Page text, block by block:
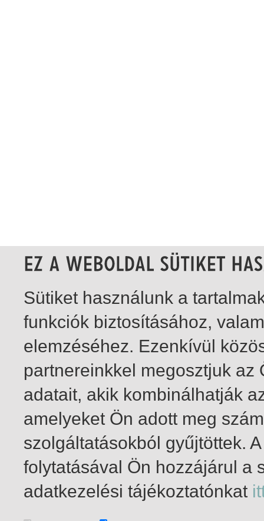
1-12 / insgesamt 12 Treffer
Sütiket használunk a
funkciók biztosításához,
elemzéséhez. Ezenkívül
partnereinkkel megosztjuk
adatait, akik kombinálhatják
amelyeket Ön adott meg
szolgáltatásokból gyűjtöttek.
folytatásával Ön hozzájárul a
adatkezelési tájékoztatónkat